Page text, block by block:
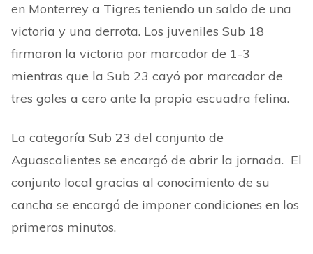
en Monterrey a Tigres teniendo un saldo de una
victoria y una derrota. Los juveniles Sub 18
firmaron la victoria por marcador de 1-3
mientras que la Sub 23 cayó por marcador de
tres goles a cero ante la propia escuadra felina.
La categoría Sub 23 del conjunto de
Aguascalientes se encargó de abrir la jornada. El
conjunto local gracias al conocimiento de su
cancha se encargó de imponer condiciones en los
primeros minutos.